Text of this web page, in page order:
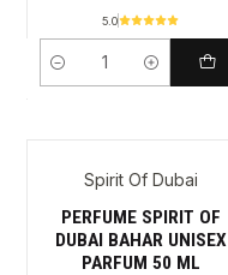
5.0
Cantidad
Spirit Of Dubai
PERFUME SPIRIT OF
DUBAI BAHAR UNISEX
PARFUM 50 ML